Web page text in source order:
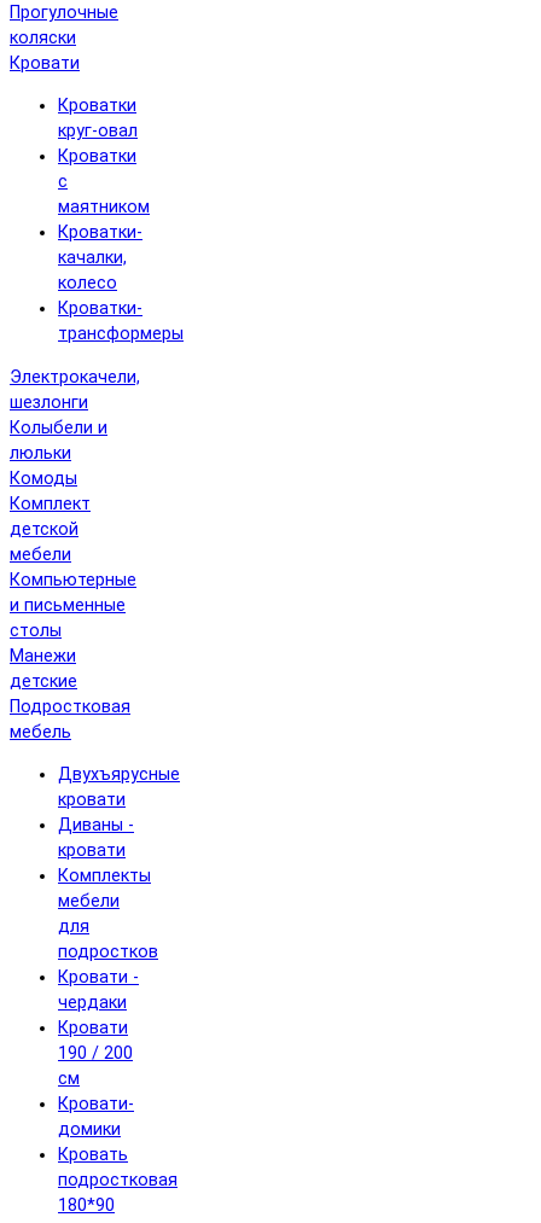
Прогулочные
коляски
Кровати
Кроватки
круг-овал
Кроватки
с
маятником
Кроватки-
качалки,
колесо
Кроватки-
трансформеры
Электрокачели,
шезлонги
Колыбели и
люльки
Комоды
Комплект
детской
мебели
Компьютерные
и письменные
столы
Манежи
детские
Подростковая
мебель
Двухъярусные
кровати
Диваны -
кровати
Комплекты
мебели
для
подростков
Кровати -
чердаки
Кровати
190 / 200
см
Кровати-
домики
Кровать
подростковая
180*90